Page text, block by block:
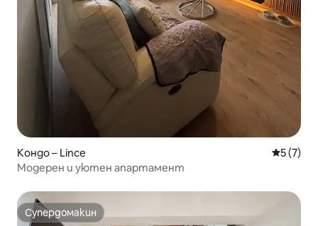
Кондо – Lince Средна
5 (7)
Модерен и уютен апартамент
Супердомакин
Супердомакин